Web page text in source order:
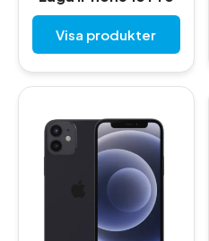
Visa produkter